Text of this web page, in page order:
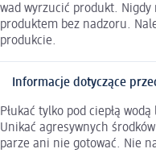
wad wyrzucić produkt. Nigdy
produktem bez nadzoru.
produkcie.
Informacje dotyczące
Płukać tylko pod ciepłą
Unikać agresywnych
parze ani nie gotować. Nie